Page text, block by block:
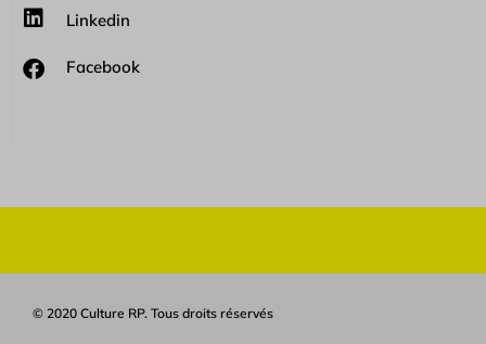
Linkedin
Facebook
© 2020 Culture RP. Tous droits réservés